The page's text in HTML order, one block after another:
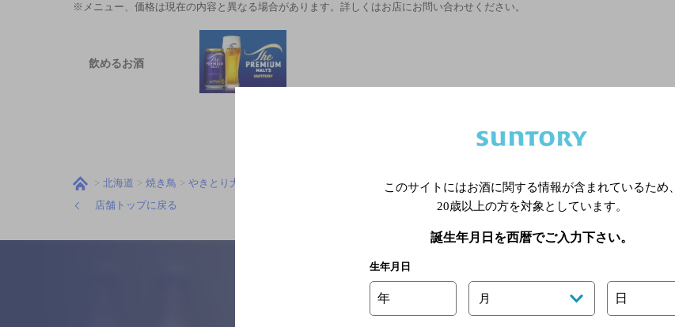
※メニュー、価格は現在の内容と異なる場合があります。詳しくはお店にお問い合わせください。
飲めるお酒
北海道 焼き鳥 やきとり大吉 川沿店
店舗トップに戻る
このサイトにはお酒に関する情報が含まれているため、
20歳以上の方を対象としています。
誕生年月日を西暦でご入力下さい。
生年月日
年 月 日